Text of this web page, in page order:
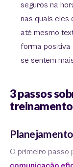
seguros na
nas quais eles
até mesmo
forma positiva
se sentem
3 passos
Planejamento
O primeiro passo